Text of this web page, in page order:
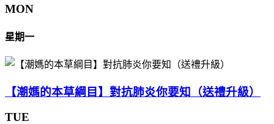
MON
星期一
【潮媽的本草綱目】對抗肺炎你要知（送禮升級）
TUE